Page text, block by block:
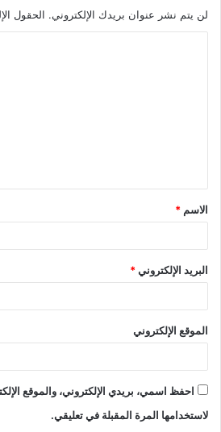
لن يتم نشر عنوان بريدك الإلكتروني. الحقول
ق
*
الاسم *
البريد الإلكتروني*
الموقع الإلكتروني
احفظ اسمي، بريدي الإلكتروني، والموقع
لاستخدامها المرة المقبلة في تعليقي.